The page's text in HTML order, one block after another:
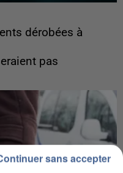
dérobées à
pas
sans accepter